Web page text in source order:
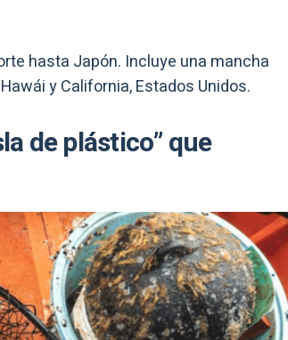
hasta Japón. Incluye una mancha
y California, Estados Unidos.
de plástico” que